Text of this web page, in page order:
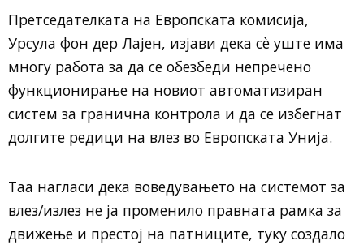
Претседателката на Европската комисија,
Урсула фон дер Лајен, изјави дека сè уште има
многу работа за да се обезбеди непречено
функционирање на новиот автоматизиран
систем за гранична контрола и да се избегнат
долгите редици на влез во Европската Унија.
Таа нагласи дека воведувањето на системот за
влез/излез не ја променило правната рамка за
движење и престој на патниците, туку создало